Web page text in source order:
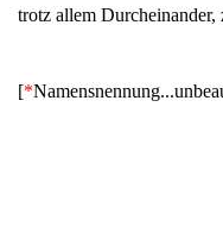
trotz allem Durcheinander,
[*